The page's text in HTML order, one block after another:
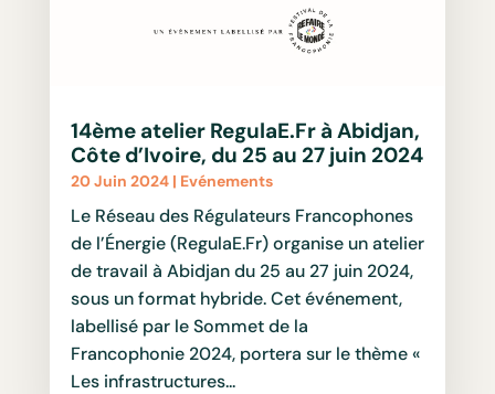
14ème atelier RegulaE.Fr à Abidjan,
Côte d’Ivoire, du 25 au 27 juin 2024
20 Juin 2024| Evénements
Le Réseau des Régulateurs Francophones
de l’Énergie (RegulaE.Fr) organise un atelier
de travail à Abidjan du 25 au 27 juin 2024,
sous un format hybride. Cet événement,
labellisé par le Sommet de la
Francophonie 2024, portera sur le thème «
Les infrastructures...